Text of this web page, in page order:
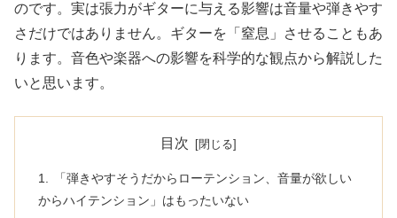
のです。実は張力がギターに与える影響は音量や弾きやす
さだけではありません。ギターを「窒息」させることもあ
ります。音色や楽器への影響を科学的な観点から解説した
いと思います。
目次
「弾きやすそうだからローテンション、音量が欲しい
からハイテンション」はもったいない